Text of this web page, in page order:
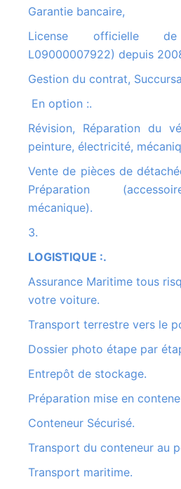
Garantie bancaire,
License officielle de garage (RN:
L09000007922) depuis
Gestion du contrat,
En option :.
Révision, Réparation du véhicule (carrosserie,
peinture, électricité,
Vente de pièces de détachée (tarif direct USA),
Préparation
mécanique).
3.
LOGISTIQUE :.
Assurance Maritime tous risques sur la valeur de
votre voiture.
Transport terrestre vers le
Dossier photo étape par
Entrepôt de stockage.
Préparation mise en
Conteneur Sécurisé.
Transport du conteneur au
Transport maritime.